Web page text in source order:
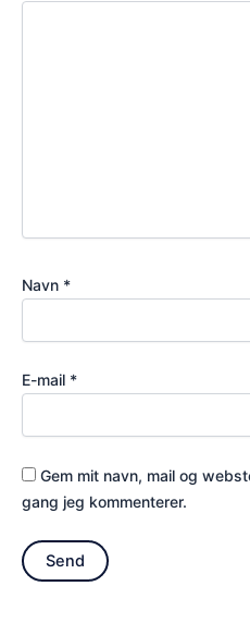
Navn *
E-mail *
Gem mit navn, mail og
gang jeg kommenterer.